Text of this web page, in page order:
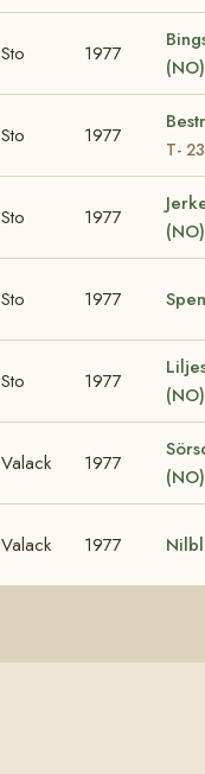
Sto 1977
(NO)
Sto 1977
T-
Sto 1977
(NO)
Sto 1977
Sto 1977
(NO)
Valack 1977
(NO)
Valack 1977